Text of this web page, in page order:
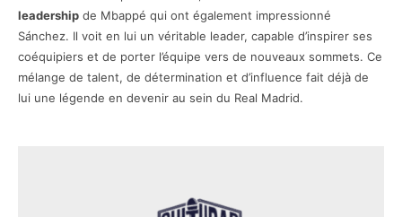
leadership de Mbappé qui ont également impressionné
Sánchez. Il voit en lui un véritable leader, capable d’inspirer ses
coéquipiers et de porter l’équipe vers de nouveaux sommets. Ce
mélange de talent, de détermination et d’influence fait déjà de
lui une légende en devenir au sein du Real Madrid.